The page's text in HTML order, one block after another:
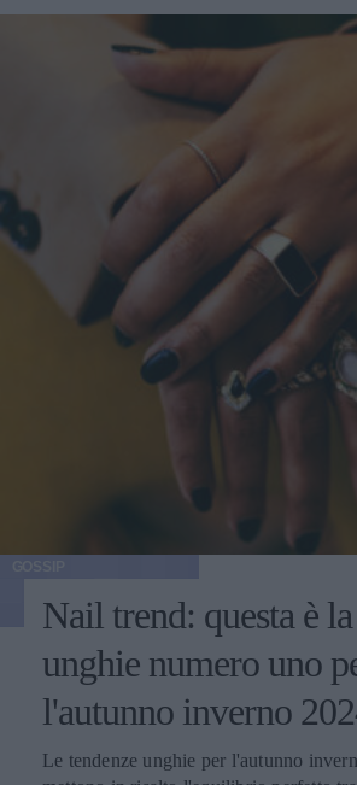
Nail trend: questa è
unghie numero uno
l'autunno inverno
Le tendenze unghie per l'autunno